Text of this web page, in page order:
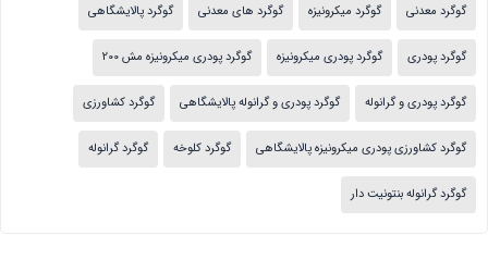
گوگرد معدنی گوگرد میکرونیزه گوگرد های معدنی گوگرد پالایشگاهی
گوگرد پودری گوگرد پودری میکرونیزه گوگرد پودری میکرونیزه مش 200
گوگرد پودری و گرانوله گوگرد پودری و گرانوله پالایشگاهی گوگرد کشاورزی
گوگرد کشاورزی پودری میکرونیزه پالایشگاهی گوگرد کلوخه گوگرد گرانوله
گوگرد گرانوله بنتونیت دار